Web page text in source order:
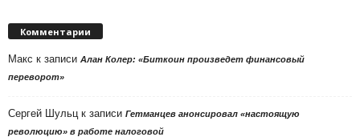
Комментарии
Макс к записи Алан Колер: «Биткоин произведет финансовый
переворот»
Сергей Шульц к записи Гетманцев анонсировал «настоящую
революцию» в работе налоговой